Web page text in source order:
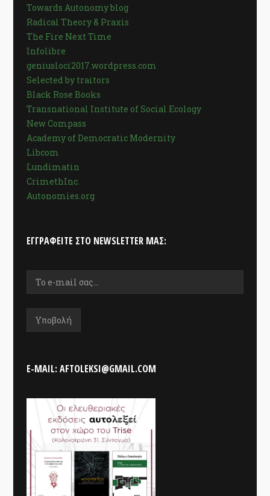
Towards Autonomy blog
Radical Theory & Praxis
The Fire Next Time
Infolibre
geniusloci2017.wordpress.com
Selected by traitors
Black Rose Books
Transnational Institute of Social Ecology
New Compass
Academy of Democratic Modernity
Libcom
Lundimatin
CrimethInc.
Autonomies.org
ΕΓΓΡΑΦΕΊΤΕ ΣΤΟ NEWSLETTER ΜΑΣ:
E-MAIL: AFTOLEKSI@GMAIL.COM